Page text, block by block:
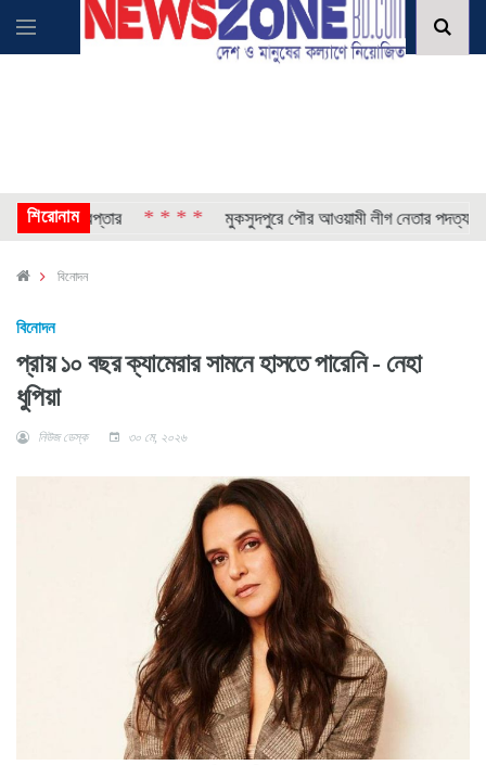
শিরোনাম
গ্রেপ্তার * * * * মুকসুদপুরে পৌর আওয়ামী লীগ নেতার পদত্যাগ * *
বিনোদন
বিনোদন
প্রায় ১০ বছর ক্যামেরার সামনে হাসতে পারেনি - নেহা
ধুপিয়া
নিউজ ডেস্ক ৩০ মে, ২০২৬